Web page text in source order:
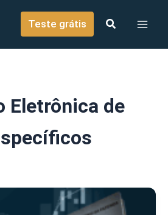
Teste grátis
Eletrônica de